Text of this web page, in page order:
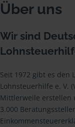
Über uns
Wir sind
Seit 1972 gibt es den
Lohnsteuerhilfe e. V.
Mittlerweile erstellen
3.000